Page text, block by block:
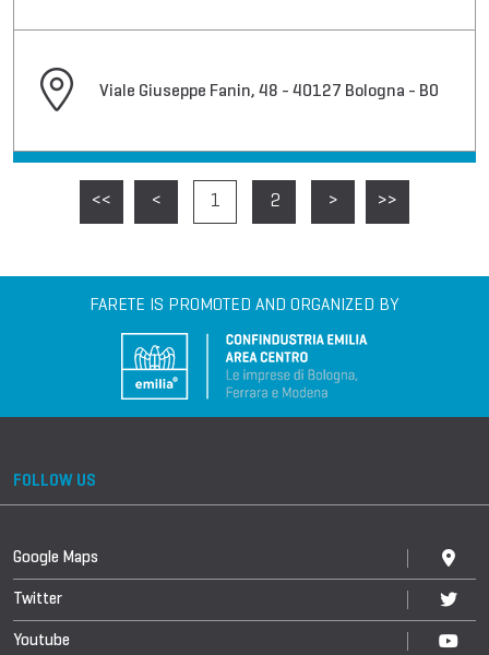
Viale Giuseppe Fanin, 48 - 40127 Bologna - BO
<< < 1 2 > >>
FARETE IS PROMOTED AND ORGANIZED BY
FOLLOW US
Google Maps
Twitter
Youtube